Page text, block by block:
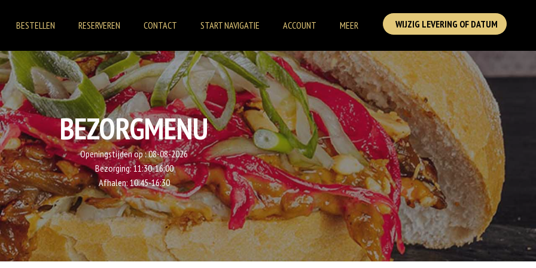
BESTELLEN RESERVEREN CONTACT START NAVIGATIE ACCOUNT MEER WIJZIG LEVERING OF DATUM
BEZORGMENU
Openingstijden op :08-08-2026
Bezorging:11:30-16:00
Afhalen: 10:45-16:30